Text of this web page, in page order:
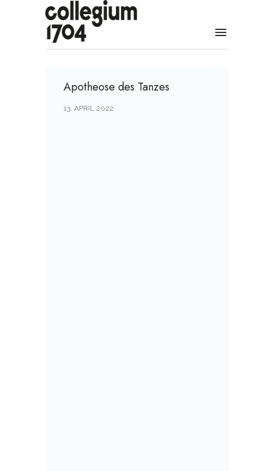
Apotheose des Tanzes
13. APRIL 2022